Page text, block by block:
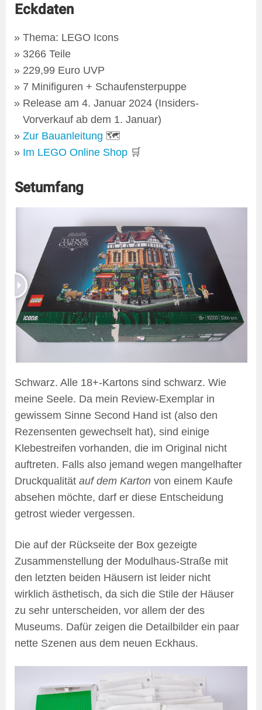
Eckdaten
Thema: LEGO Icons
3266 Teile
229,99 Euro UVP
7 Minifiguren + Schaufensterpuppe
Release am 4. Januar 2024 (Insiders-
Vorverkauf ab dem 1. Januar)
Zur Bauanleitung 🗺
Im LEGO Online Shop 🛒
Setumfang
Schwarz. Alle 18+-Kartons sind schwarz. Wie
meine Seele. Da mein Review-Exemplar in
gewissem Sinne Second Hand ist (also den
Rezensenten gewechselt hat), sind einige
Klebestreifen vorhanden, die im Original nicht
auftreten. Falls also jemand wegen mangelhafter
Druckqualität auf dem Karton von einem Kaufe
absehen möchte, darf er diese Entscheidung
getrost wieder vergessen.
Die auf der Rückseite der Box gezeigte
Zusammenstellung der Modulhaus-Straße mit
den letzten beiden Häusern ist leider nicht
wirklich ästhetisch, da sich die Stile der Häuser
zu sehr unterscheiden, vor allem der des
Museums. Dafür zeigen die Detailbilder ein paar
nette Szenen aus dem neuen Eckhaus.